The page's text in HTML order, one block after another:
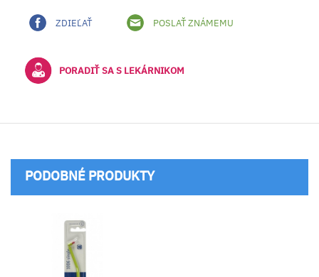
ZDIEĽAŤ POSLAŤ ZNÁMEMU
PORADIŤ SA S LEKÁRNIKOM
PODOBNÉ PRODUKTY